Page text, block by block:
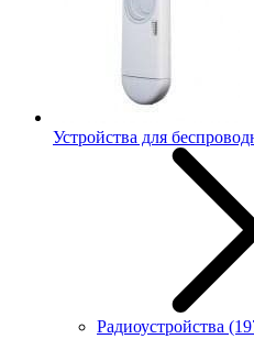
Устройства для
Радиоустройства